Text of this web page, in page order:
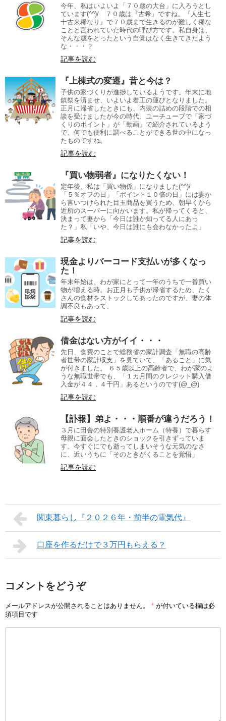
今年、私はいよいよ「７０歳の大台」に入ろうとし
ています(^^)/ ７０歳は『古希』ですね。『人生七
十古来稀なり』で７０歳まで生きるのが難しく稀な
ことと言われていた時代の呼び方です。私自身は、
そんな歳をとったという自覚はなく生きてきたよう
な・・・？
記事を読む
『上棟式の変遷』昔と今は？
子供の家づくりが進捗しているようです。年末に地
鎮祭を済ませ、いよいよ着工の運びとなりました。
正月に帰省したときにも、内装の詰めの段階での相
談を受けましたが今の時代、ユーチューブで「家づ
くりのポイント」が「動画」で紹介されているよう
で、何でも便利に調べることができる世の中になっ
たものですね。
記事を読む
『買い物弱者』になりたくない！
定年後、私は「買い物係」になりました(^^)/
「５％オフの日」「ポイント１０倍の日」には妻か
ら言いつけられた目玉商品を買うため、朝早くから
近所のスーパーに向かいます。私が帰ってくると、
決まって妻から「今日は誰か知ってる人にあっ
た？」私「いや、今日は誰にも会わなかったよ」
記事を読む
現金よりバーコード支払いが多くなっ
た！
年末年始は、わが家にとって一年のうちで一番買い
物が増える時。お正月も子供が帰省するため、たく
さんの食材をストックしてあったのですが、妻の体
調不良もあって、
記事を読む
借金はない方がイイ・・・
先日、食費のことで総務省の家計調査「無職の高齢
者世帯の家計収支」を見ていて、「あること」に気
が付きました。 ６５歳以上の高齢者で、わが家のよ
うな無職世帯でも、「１カ月間のクレジット購入借
入金が４４．４千円」あるというのです(@_@)
記事を読む
【訃報】弟よ・・・順番が違うだろう！
３月に田舎の特別養護老人ホーム（特養）で暮らす
母親に面会したときのショックを引きずっていま
す。今すぐにでも逝ってしまいそうな元気のなさ
に、近いうちに「そのときがくることを覚悟」
記事を読む
関東暮らし『２０２６年・前半の電気代』
口座を作るだけで３万円もらえる？
コメントをどうぞ
メールアドレスが公開されることはありません。 * が付いている欄は必
須項目です